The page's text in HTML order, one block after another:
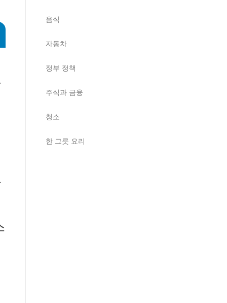
음식
자동차
정부 정책
주식과 금융
청소
한 그릇 요리